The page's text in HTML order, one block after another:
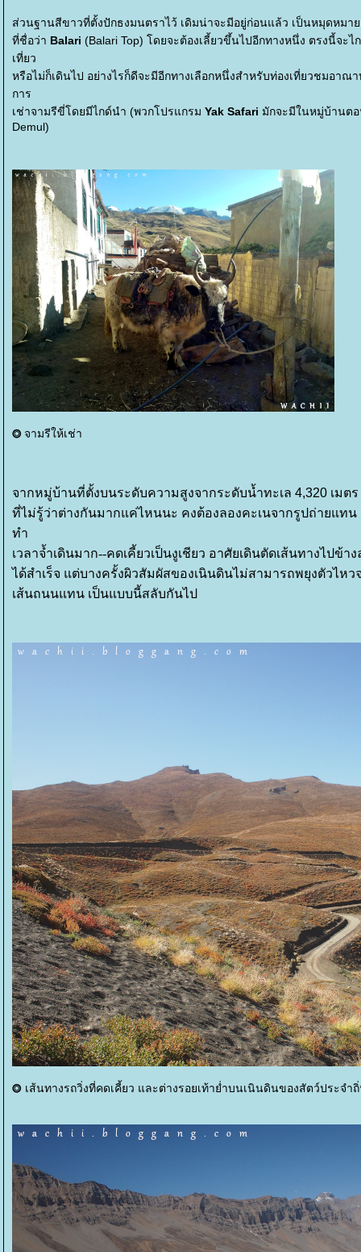
ส่วนฐานสีขาวที่ตั้งปักธงมนตราไว้ เดิมน่าจะมีอยู่ก่อนแล้ว เป็นหมุดหมา
ที่ชื่อว่า Balari (Balari Top) โดยจะต้องเลี้ยวขึ้นไปอีกทางหนึ่ง ตรงนี้จะ
เที่ยว
หรือไม่ก็เดินไป อย่างไรก็ดีจะมีอีกทางเลือกหนึ่งสำหรับท่องเที่ยวชมอา
การ
เช่าจามรีขี่โดยมีไกด์นำ (พวกโปรแกรม Yak Safari มักจะมีในหมู่บ้านตอ
Demul)
⭗ จามรีให้เช่า
จากหมู่บ้านที่ตั้งบนระดับความสูงจากระดับน้ำทะเล 4,320 เมต
ที่ไม่รู้ว่าต่างกันมากแค่ไหนนะ คงต้องลองคะเนจากรูปถ่ายแท
ทำ
เวลาจ้ำเดินมาก--คดเคี้ยวเป็นงูเชียว อาศัยเดินตัดเส้นทางไปข้า
ได้สำเร็จ แต่บางครั้งผิวสัมผัสของเนินดินไม่สามารถพยุงตัวไห
เส้นถนนแทน เป็นแบบนี้สลับกันไป
⭗ เส้นทางรถวิ่งที่คดเคี้ยว และต่างรอยเท้าย่ำบนเนินดินของสัตว์ประจำ